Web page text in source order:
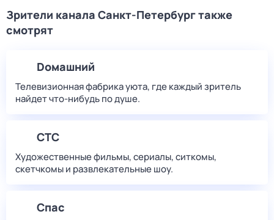
Зрители канала Санкт-Петербург также
смотрят
Dомашний
Телевизионная фабрика уюта, где каждый зритель
найдет что‑нибудь по душе.
СТС
Художественные фильмы, сериалы, ситкомы,
скетчкомы и развлекательные шоу.
Спас